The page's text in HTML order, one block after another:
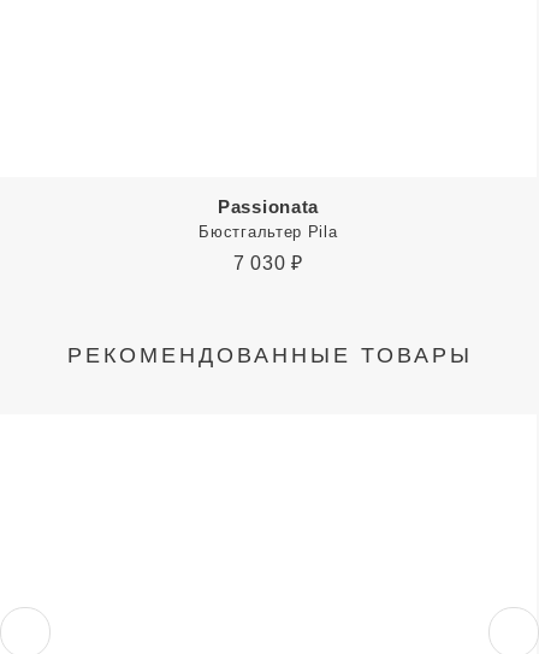
Passionata
Бюстгальтер Pila
7 030 ₽
РЕКОМЕНДОВАННЫЕ ТОВАРЫ